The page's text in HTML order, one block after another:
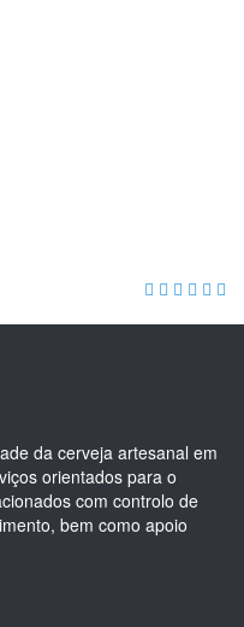
da cerveja artesanal em
orientados para o
com controlo de
bem como apoio